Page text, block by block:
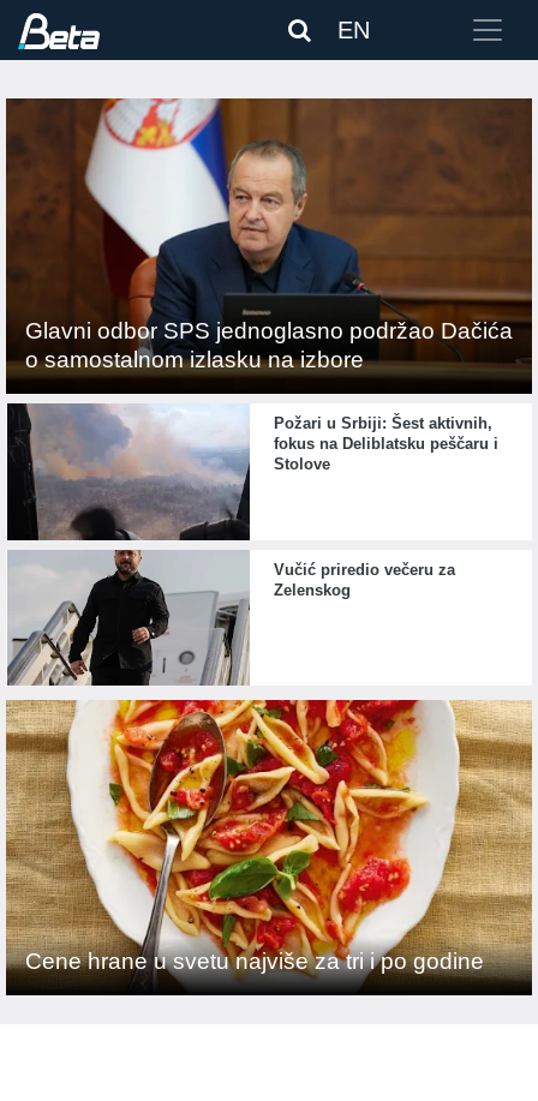
EN
Glavni odbor SPS jednoglasno podržao Dačića
o samostalnom izlasku na izbore
Požari u Srbiji: Šest aktivnih,
fokus na Deliblatsku peščaru i
Stolove
Vučić priredio večeru za
Zelenskog
Cene hrane u svetu najviše za tri i po godine